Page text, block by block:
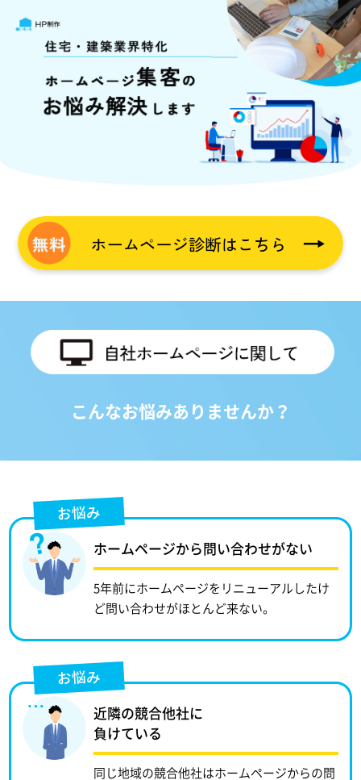
こんなお悩みありませんか？
お悩み
ホームページから問い合わせがない
5年前にホームページをリニューアルしたけ
ど問い合わせがほとんど来ない。
お悩み
近隣の競合他社に
負けている
同じ地域の競合他社はホームページからの問